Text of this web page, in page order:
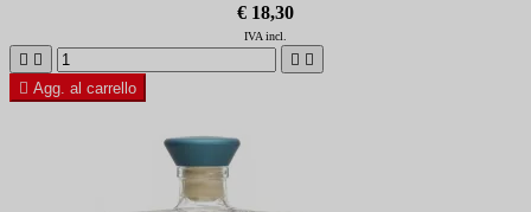
€ 18,30
IVA incl.
   
 Agg. al carrello